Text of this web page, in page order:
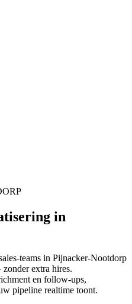
in
teams in Pijnacker-Nootdorp
extra hires.
en follow-ups,
pipeline realtime toont.